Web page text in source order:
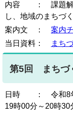
内容 ： 課題解
し、地域のまちづ
案内文 ： 案内
当日資料：
まち
第5回 まちづ
日時 ： 令和8
19時00分～20時30